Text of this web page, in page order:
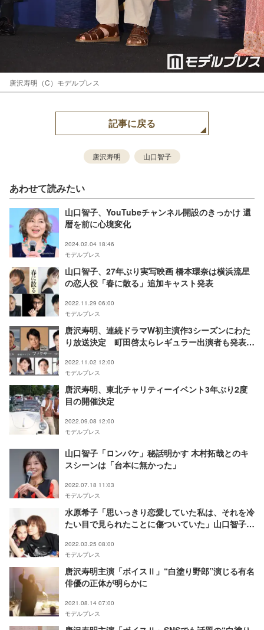
唐沢寿明（C）モデルプレス
記事に戻る
唐沢寿明 山口智子
あわせて読みたい
山口智子、YouTubeチャンネル開設のきっかけ 還
暦を前に心境変化
2024.02.04 18:46
モデルプレス
山口智子、27年ぶり実写映画 橋本環奈は横浜流星
の恋人役「春に散る」追加キャスト発表
2022.11.29 06:00
モデルプレス
唐沢寿明、連続ドラマW初主演作3シーズンにわた
り放送決定 町田啓太らレギュラー出演者も発表＜
2022.11.02 12:00
モデルプレス
唐沢寿明、東北チャリティーイベント3年ぶり2度
目の開催決定
2022.09.08 12:00
モデルプレス
山口智子「ロンバケ」秘話明かす 木村拓哉とのキ
スシーンは「台本に無かった」
2022.07.18 11:03
モデルプレス
水原希子「思いっきり恋愛していた私は、それを冷
たい目で見られたことに傷ついていた」山口智子と
2022.03.25 08:00
モデルプレス
唐沢寿明主演「ボイスⅡ」“白塗り野郎”演じる有名
俳優の正体が明らかに
2021.08.14 07:00
モデルプレス